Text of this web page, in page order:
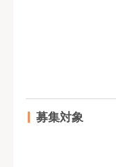
募集対象